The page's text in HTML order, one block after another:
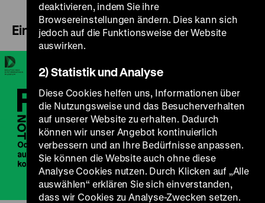
Einführung zur Ausstellung
Play
deaktivieren, indem Sie ihre
Browsereinstellungen ändern. Dies kann sich
jedoch auf die Funktionsweise der Website
auswirken.
2) Statistik und Analyse
Diese Cookies helfen uns, Informationen über
die Nutzungsweise und das Besucherverhalten
auf unserer Website zu erhalten. Dadurch
können wir unser Angebot kontinuierlich
verbessern und an Ihre Bedürfnisse anpassen.
Sie können die Website auch ohne diese
Analyse Cookies nutzen. Durch Klicken auf „Alle
auswählen“ erklären Sie sich einverstanden,
dass wir Cookies zu Analyse-Zwecken setzen.